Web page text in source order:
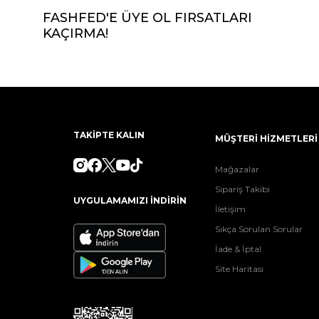
FASHFED'E ÜYE OL FIRSATLARI
KAÇIRMA!
TAKİPTE KALIN
UYGULAMAMIZI İNDİRİN
MÜŞTERİ HİZMETLERİ
Mağazalar
Sipariş Takibi
İletişim
Sıkça Sorulan Sorular
İade & İptal
Site Haritası